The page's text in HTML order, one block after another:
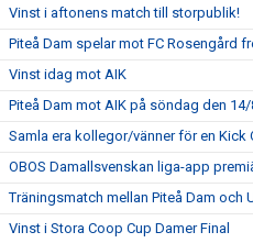
Vinst i aftonens match till storpublik!
Piteå Dam spelar mot FC Rosengård
Vinst idag mot AIK
Piteå Dam mot AIK på söndag den
Samla era kollegor/vänner för en Kick
OBOS Damallsvenskan liga-app
Träningsmatch mellan Piteå Dam och
Vinst i Stora Coop Cup Damer Final